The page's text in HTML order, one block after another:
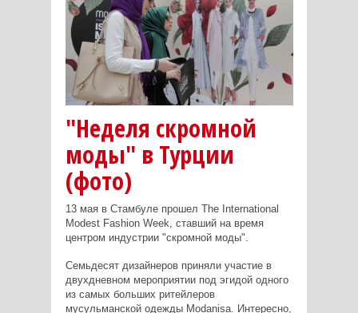
"Неделя скромной
моды" в Турции
(фото)
13 мая в Стамбуле прошел The International
Modest Fashion Week, ставший на время
центром индустрии "скромной моды".
Семьдесят дизайнеров приняли участие в
двухдневном мероприятии под эгидой одного
из самых больших ритейлеров
мусульманской одежды Modanisa. Интересно,